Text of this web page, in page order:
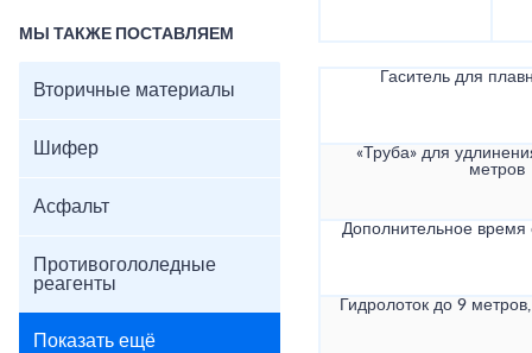
МЫ ТАКЖЕ ПОСТАВЛЯЕМ
Вторичные материалы
Шифер
Асфальт
Противогололедные
реагенты
Показать ещё
Гаситель для
«Труба» для
метров
Дополнительное
Гидролоток до 9